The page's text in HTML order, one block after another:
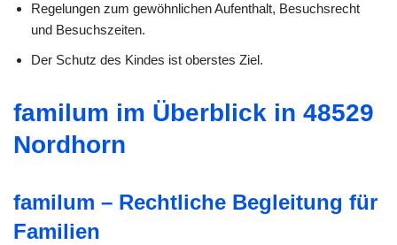
Regelungen zum gewöhnlichen Aufenthalt, Besuchsrecht
und Besuchszeiten.
Der Schutz des Kindes ist oberstes Ziel.
familum im Überblick in 48529
Nordhorn
familum – Rechtliche Begleitung für
Familien